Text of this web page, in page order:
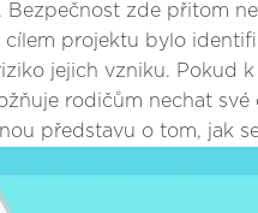
zde přitom
projektu bylo
jejich vzniku. Pokud
rodičům nechat
představu o tom, jak